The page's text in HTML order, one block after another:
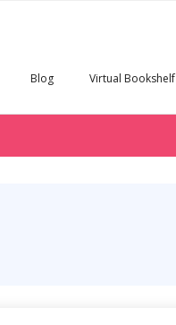
Blog Virtual Bookshelf